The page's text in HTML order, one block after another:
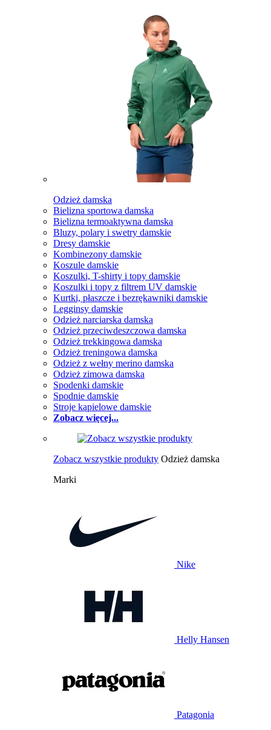
Odzież damska
Bielizna sportowa damska
Bielizna termoaktywna damska
Bluzy, polary i swetry damskie
Dresy damskie
Kombinezony damskie
Koszule damskie
Koszulki, T-shirty i topy damskie
Koszulki i topy z filtrem UV damskie
Kurtki, płaszcze i bezrękawniki damskie
Legginsy damskie
Odzież narciarska damska
Odzież przeciwdeszczowa damska
Odzież trekkingowa damska
Odzież treningowa damska
Odzież z wełny merino damska
Odzież zimowa damska
Spodenki damskie
Spodnie damskie
Stroje kąpielowe damskie
Zobacz więcej...
Zobacz wszystkie produkty Odzież damska
Marki
Nike
Helly Hansen
Patagonia